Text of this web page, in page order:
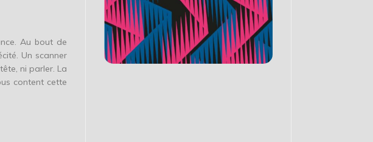
Au bout de
Un scanner
ni parler. La
content cette